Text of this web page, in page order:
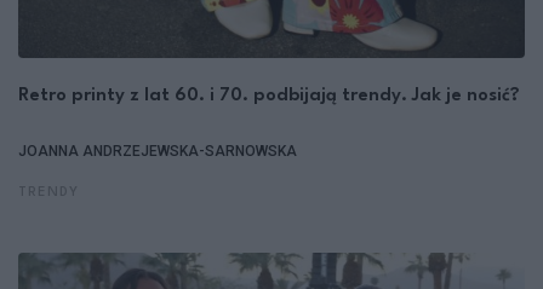
Retro printy z lat 60. i 70. podbijają trendy. Jak je nosić?
JOANNA ANDRZEJEWSKA-SARNOWSKA